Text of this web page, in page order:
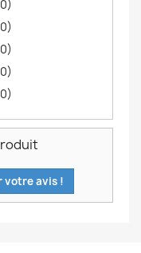
votre avis !